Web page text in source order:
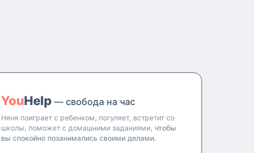
YouHelp — свобода на час
Няня поиграет с ребенком, погуляет, встретит со
школы, поможет с домашними заданиями, чтобы
вы спокойно позанимались своими делами.